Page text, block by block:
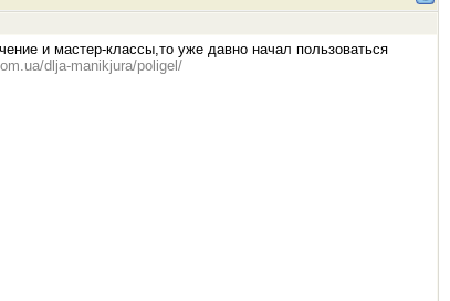
и мастер-классы,то уже давно начал пользоваться
dlja-manikjura/poligel/